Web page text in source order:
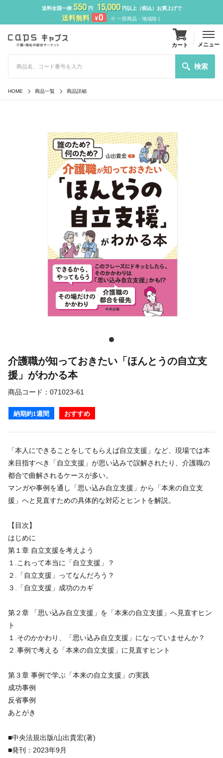
送料全国一律 550円 15,000円以上（税込）お買上げで
送料無料 ¥0 ※ 一部商品・地域除く
検索
カート メニュー
HOME 商品一覧 商品詳細
介護職が知っておきたい「ほんとうの自立支
援」がわかる本
商品コード： 071023-61
納期約1週間 おすすめ
「本人にできることをしてもらえば自立支援」など、現場では本
来目指すべき「自立支援」が思い込みで誤解されたり、介護職の
都合で曲解されるケースが多い。
マンガや事例を通し「思い込み自立支援」から「本来の自立支
援」へと見直すための具体的な対応とヒントを解説。
【目次】
はじめに
第１章 自立支援を考えよう
１.これって本当に「自立支援」？
２.「自立支援」ってなんだろう？
３.「自立支援」成功のカギ
第２章 「思い込み自立支援」を「本来の自立支援」へ見直すヒン
ト
１.そのかかわり、「思い込み自立支援」になっていませんか？
２.事例で考える「本来の自立支援」に見直すヒント
第３章 事例で学ぶ「本来の自立支援」の実践
成功事例
反省事例
あとがき
■中央法規出版/山出貴宏(著)
■発刊：2023年9月